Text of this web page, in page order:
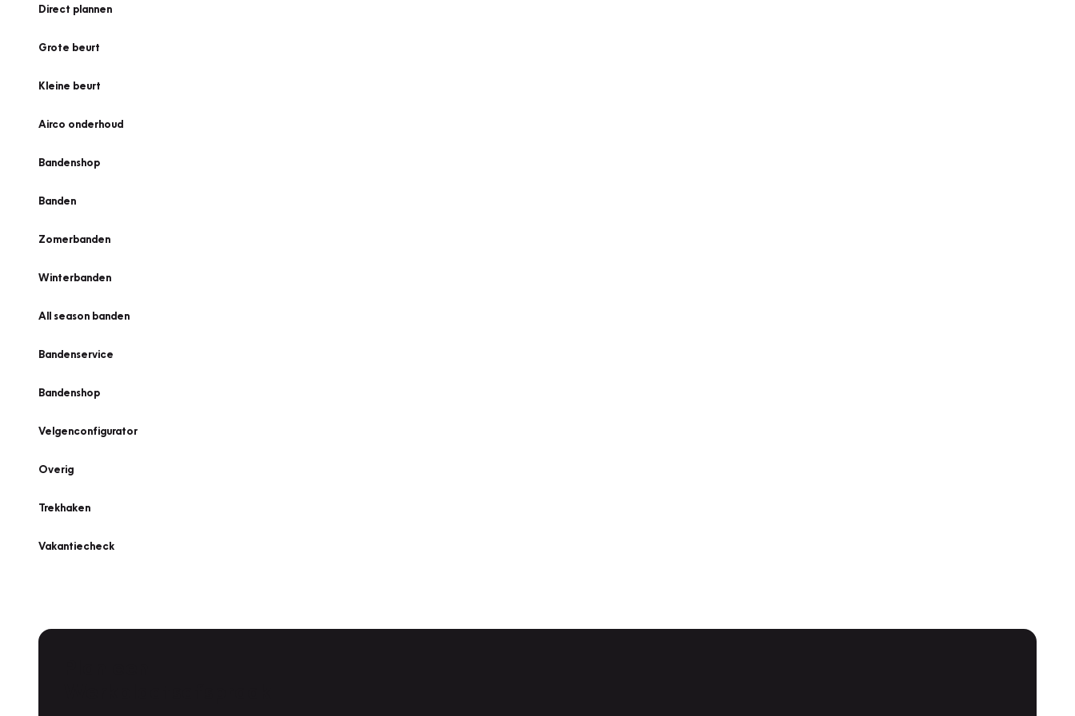
Direct plannen
Grote beurt
Kleine beurt
Airco onderhoud
Bandenshop
Banden
Zomerbanden
Winterbanden
All season banden
Bandenservice
Bandenshop
Velgenconfigurator
Overig
Trekhaken
Vakantiecheck